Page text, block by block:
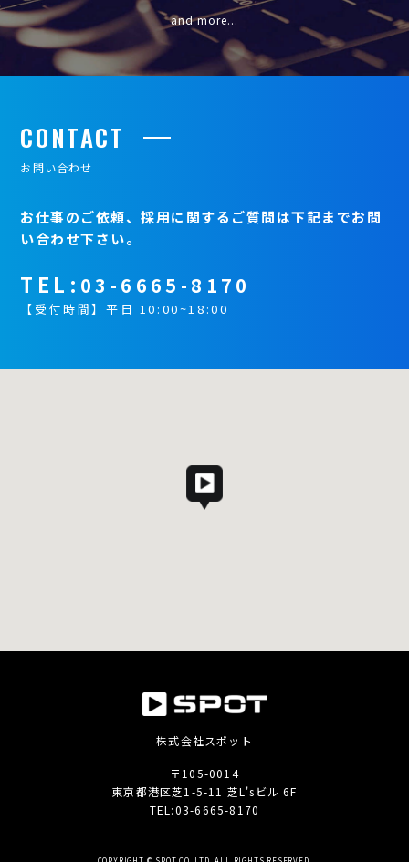
and more...
CONTACT
お問い合わせ
お仕事のご依頼、採用に関するご質問は下記までお問
い合わせ下さい。
TEL: 03-6665-8170
【受付時間】平日 10:00~18:00
株式会社スポット
〒105-0014
東京都港区芝1-5-11 芝L'sビル 6F
TEL:03-6665-8170